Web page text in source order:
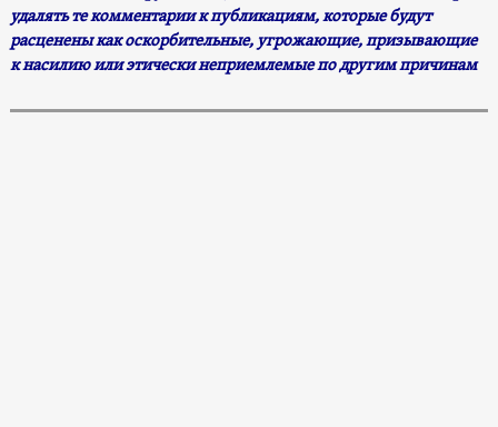
удалять те комментарии к публикациям, которые будут
расценены как оскорбительные, угрожающие, призывающие
к насилию или этически неприемлемые по другим причинам